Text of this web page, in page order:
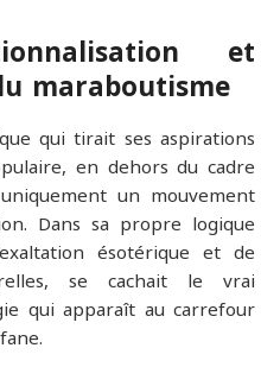
et
maraboutisme
qui tirait ses aspirations
en dehors du cadre
un mouvement
Dans sa propre logique
ésotérique et de
se cachait le vrai
qui apparaît au carrefour